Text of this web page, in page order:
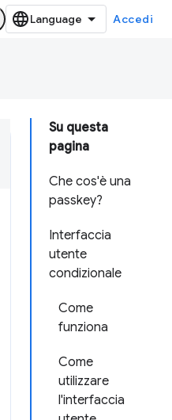
Accedi
Su questa
pagina
Che cos'è una
passkey?
Interfaccia
utente
condizionale
Come
funziona
Come
utilizzare
l'interfaccia